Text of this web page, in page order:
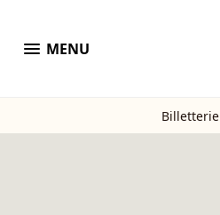
menu MENU
Billetterie